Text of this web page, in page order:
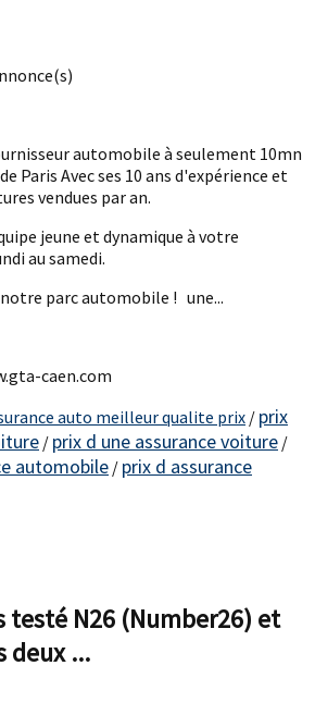
automobile à seulement 10mn
Paris Avec ses 10 ans d'expérience et
vendues par an.
jeune et dynamique à votre
au samedi.
parc automobile ! une...
caen.com
auto meilleur qualite prix / prix
/ prix d une assurance voiture /
automobile/ prix d assurance
testé N26 (Number26) et
deux ...